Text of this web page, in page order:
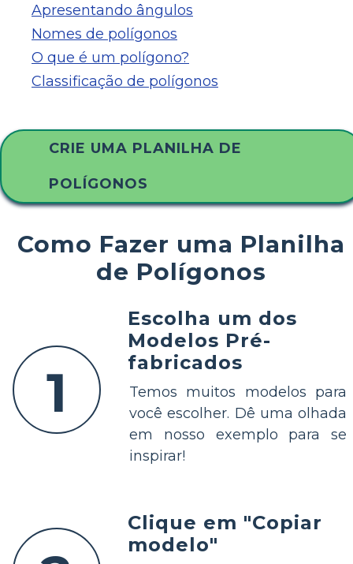
Apresentando ângulos
Nomes de polígonos
O que é um polígono?
Classificação de polígonos
CRIE UMA PLANILHA DE
POLÍGONOS
Como Fazer uma Planilha
de Polígonos
1
Escolha um dos
Modelos Pré-
fabricados
Temos muitos modelos para
você escolher. Dê uma olhada
em nosso exemplo para se
inspirar!
Clique em "Copiar
modelo"